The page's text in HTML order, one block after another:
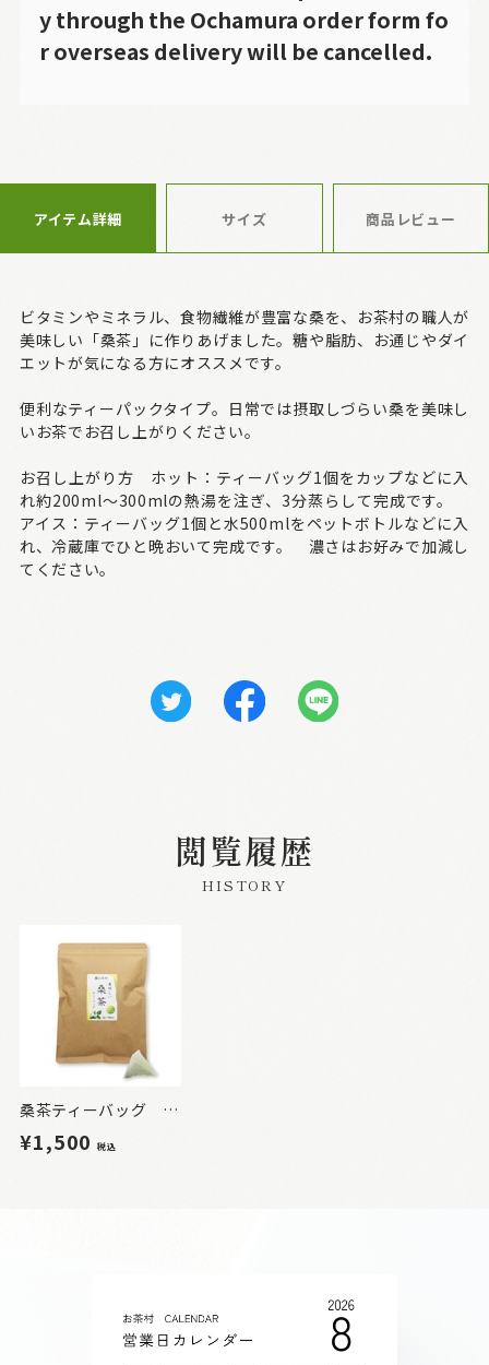
y through the Ochamura order form fo
r overseas delivery will be cancelled.
アイテム詳細 サイズ 商品レビュー
ビタミンやミネラル、食物繊維が豊富な桑を、お茶村の職人が
美味しい「桑茶」に作りあげました。糖や脂肪、お通じやダイ
エットが気になる方にオススメです。
便利なティーパックタイプ。日常では摂取しづらい桑を美味し
いお茶でお召し上がりください。
お召し上がり方 ホット：ティーバッグ1個をカップなどに入
れ約200ml～300mlの熱湯を注ぎ、3分蒸らして完成です。
アイス：ティーバッグ1個と水500mlをペットボトルなどに入
れ、冷蔵庫でひと晩おいて完成です。 濃さはお好みで加減し
てください。
閲覧履歴
HISTORY
桑茶ティーバッグ 30包
¥1,500税込